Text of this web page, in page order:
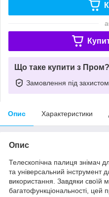
Що таке купити з Пром?
Замовлення під захистом
Опис Характеристики
Опис
Телескопічна палиця знімач
та універсальний інструмент
використання. Завдяки своїй
багатофункціональності, цей